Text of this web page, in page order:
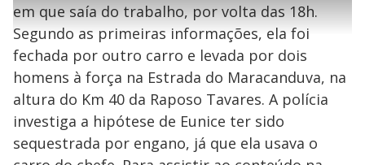
a
y
e
g
n
d
s
s
e
u
n
o
s
M
u
d
o
n
em que saía do trabalho, por volta das 18h.
Segundo as primeiras informações, ela foi
fechada por outro carro e levada por dois
homens à força na Estrada do Maracanduva, na
altura do Km 40 da Raposo Tavares. A polícia
investiga a hipótese de Eunice ter sido
sequestrada por engano, já que ela usava o